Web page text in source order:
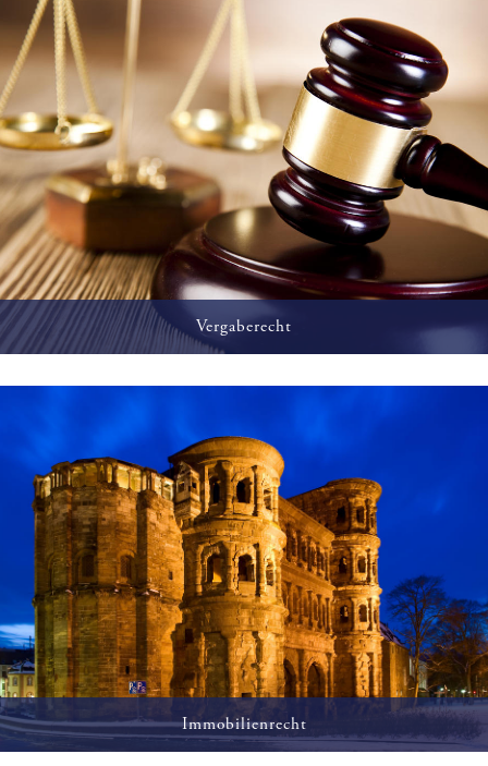
Vertretung in Vergabenachprüfungsverfahrn
Vergaberecht
Immobilienrecht